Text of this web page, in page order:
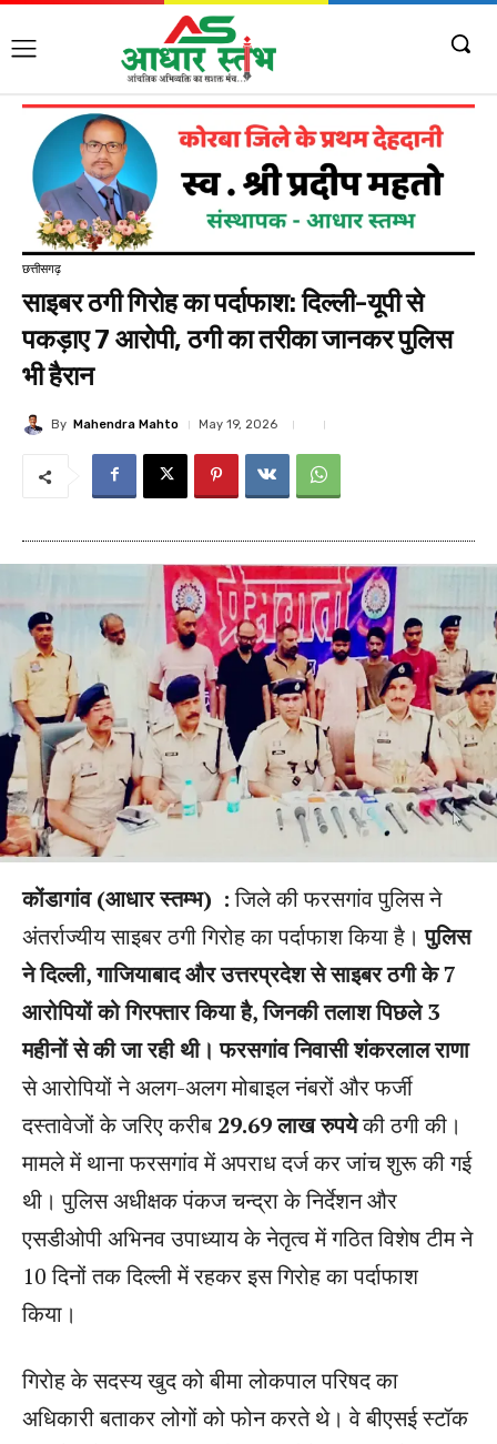
छत्तीसगढ़
साइबर ठगी गिरोह का पर्दाफाश: दिल्ली-यूपी से
पकड़ाए 7 आरोपी, ठगी का तरीका जानकर पुलिस
भी हैरान
By Mahendra Mahto May 19, 2026
कोंडागांव (आधार स्तम्भ) :जिले की फरसगांव पुलिस ने
अंतर्राज्यीय साइबर ठगी गिरोह का पर्दाफाश किया है।पुलिस
ने दिल्ली, गाजियाबाद और उत्तरप्रदेश से साइबर ठगी के 7
आरोपियों को गिरफ्तार किया है, जिनकी तलाश पिछले 3
महीनों से की जा रही थी। फरसगांव निवासी शंकरलाल राणा
से आरोपियों ने अलग-अलग मोबाइल नंबरों और फर्जी
दस्तावेजों के जरिए करीब 29.69 लाख रुपयेकी ठगी की।
मामले में थाना फरसगांव में अपराध दर्ज कर जांच शुरू की गई
थी। पुलिस अधीक्षक पंकज चन्द्रा के निर्देशन और
एसडीओपी अभिनव उपाध्याय के नेतृत्व में गठित विशेष टीम ने
10 दिनों तक दिल्ली में रहकर इस गिरोह का पर्दाफाश
किया।
गिरोह के सदस्य खुद को बीमा लोकपाल परिषद का
अधिकारी बताकर लोगों को फोन करते थे। वे बीएसई स्टॉक